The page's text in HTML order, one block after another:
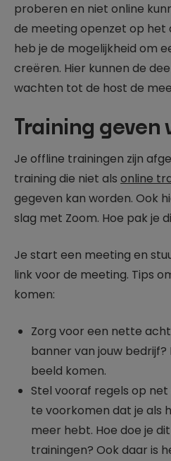
proberen en niet online
de meeting openzet op het
heb je de mogelijkheid om
creëren. Hier kunnen de
wachten tot de host de
Training geven
Je offline trainingen zijn
training die niet als online
gegeven kan worden. Ook
slag met Zoom. Hoe pak je
Je start een meeting en
link voor de meeting. Tips
komen:
Zorg voor een nette
banner van jouw
beeld komen.
Stel vooraf regels op
te voorkomen dat je als
meer hebt. Hoe doe je
trainingen? Ook daar is